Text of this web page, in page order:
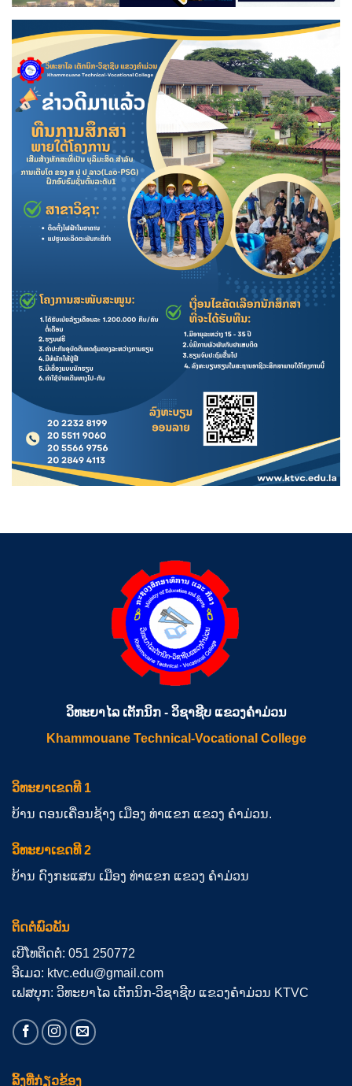
ວິທະຍາໄລ ເຕັກນິກ - ວິຊາຊີບ ແຂວງຄຳມ່ວນ
Khammouane Technical-Vocational College
ວິທະຍາເຂດທີ 1
ບ້ານ ດອນເຄື່ອນຊ້າງ ເມືອງ ທ່າແຂກ ແຂວງ ຄຳມ່ວນ.
ວິທະຍາເຂດທີ 2
ບ້ານ ດົງກະແສນ ເມືອງ ທ່າແຂກ ແຂວງ ຄຳມ່ວນ
ຕິດຕໍ່ພົວພັນ
ເບີໂທຕິດຕໍ່: 051 250772
ອີເມວ: ktvc.edu@gmail.com
ເຟສບຸກ: ວິທະຍາໄລ ເຕັກນິກ-ວິຊາຊີບ ແຂວງຄຳມ່ວນ KTVC
ລິ້ງທີ່ກ່ຽວຂ້ອງ